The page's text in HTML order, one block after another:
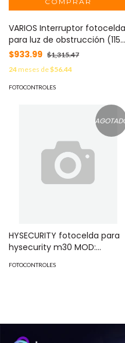
VARIOS Interruptor fotocelda
para luz de obstrucción (115
Vca). MOD: 20-03A
$933.99 $1,315.47
24meses de$56.44
FOTOCONTROLES
HYSECURITY fotocelda para
hysecurity m30 MOD:
FOTOCONTROLES